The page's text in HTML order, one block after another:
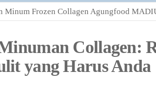
Minum Frozen Collagen Agungfood
Collagen:
yang Harus Anda